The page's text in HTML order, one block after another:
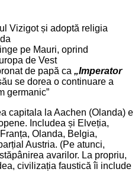
Vizigot și adoptă religia
pe Mauri, oprind
de Vest
de papă ca „Imperator
se dorea o continuare a
germanic”
capitala la Aachen (Olanda) e
Includea și Elveția,
Olanda, Belgia,
Austria. (Pe atunci,
avarilor. La propriu,
civilizația faustică îi include